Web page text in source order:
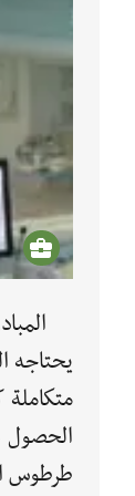
يحتاجه
الحصول
طرطوس